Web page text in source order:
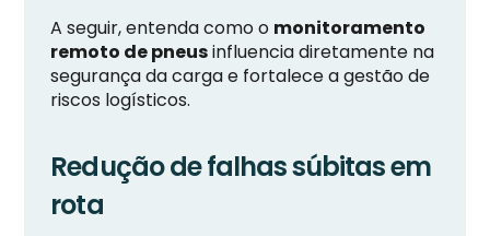
A seguir, entenda como o monitoramento
remoto de pneusinfluencia diretamente na
segurança da carga e fortalece a gestão de
riscos logísticos.
Redução de falhas súbitas em
rota